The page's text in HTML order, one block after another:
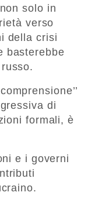
solo in
verso
della crisi
basterebbe
di
formali, è
e i governi